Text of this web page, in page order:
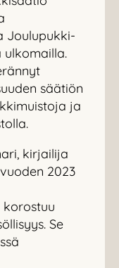
Joulupukki-
ulkomailla.
säätiön
ja
kirjailija
2023
korostuu
Se